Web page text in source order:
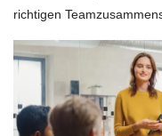
richtigen